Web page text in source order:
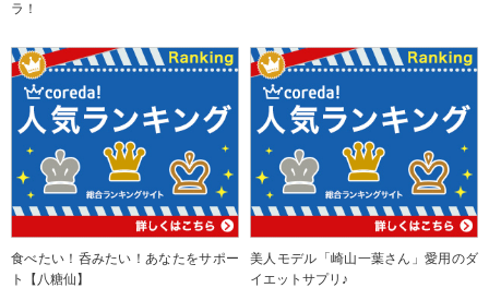
ラ！
食べたい！呑みたい！あなたをサポー
ト【八糖仙】
美人モデル「崎山一葉さん」愛用のダ
イエットサプリ♪